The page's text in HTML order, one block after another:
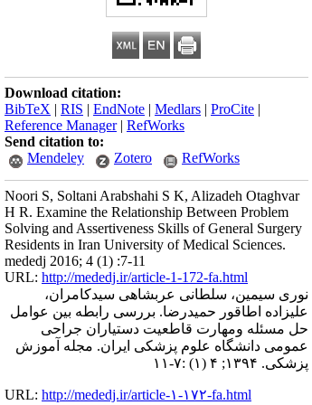
Download citation:
BibTeX | RIS | EndNote | Medlars | ProCite |
Reference Manager| RefWorks
Send citation to:
Mendeley
Zotero RefWorks
Noori S, Soltani Arabshahi S K, Alizadeh Otaghvar
H R. Examine the Relationship Between Problem
Solving and Assertiveness Skills of General Surgery
Residents in Iran University of Medical Sciences.
mededj 2016; 4 (1) :7-11
URL: http://mededj.ir/article-1-172-fa.html
نوری سیمین، سلطانی عربشاهی سیدکامران،
علیزاده اطاقور حمیدرضا. بررسی رابطه بین عوامل
حل مسئله ومهارت قاطعیت دستیاران جراحی
عمومی دانشگاه علوم پزشکی ایران. مجله آموزش
پزشکی. ۱۳۹۴; ۴ (۱) :۷-۱۱
URL: http://mededj.ir/article-۱-۱۷۲-fa.html